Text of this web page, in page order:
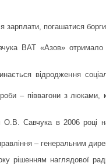
зарплати, погашатися
ВАТ «Азов»
відродження
– піввагони з люками,
О.В. Савчука в 2006 році
– генеральним
рішенням наглядової